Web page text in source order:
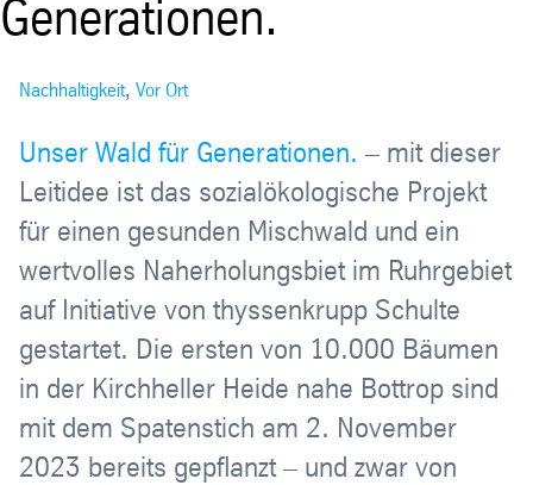
Generationen.
Nachhaltigkeit, Vor Ort
Unser Wald für Generationen. – mit dieser
Leitidee ist das sozialökologische Projekt
für einen gesunden Mischwald und ein
wertvolles Naherholungsbiet im Ruhrgebiet
auf Initiative von thyssenkrupp Schulte
gestartet. Die ersten von 10.000 Bäumen
in der Kirchheller Heide nahe Bottrop sind
mit dem Spatenstich am 2. November
2023 bereits gepflanzt – und zwar von